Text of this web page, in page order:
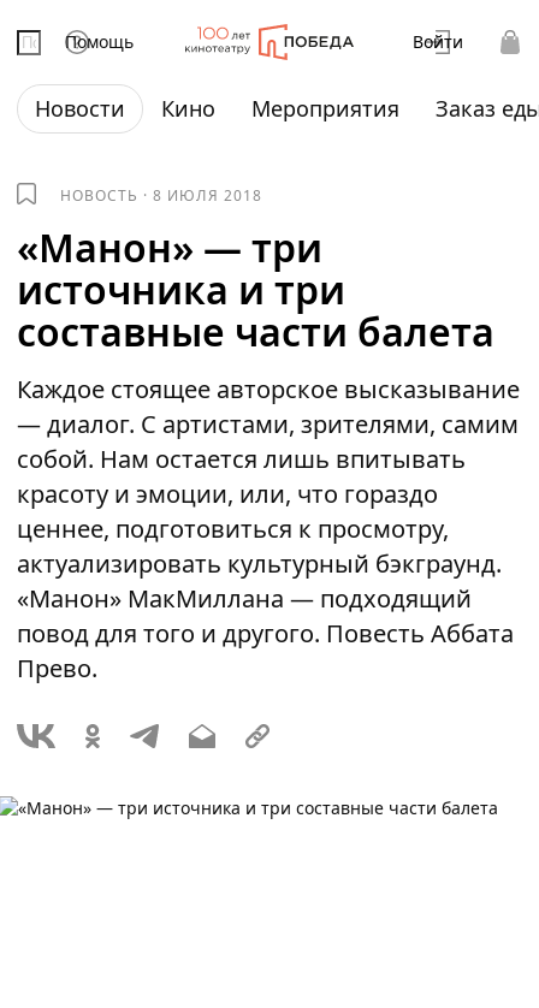
Помощь Войти
Новости Кино Мероприятия Заказ
НОВОСТЬ ·8 ИЮЛЯ 2018
«Манон» — три
источника и три
составные части балета
Каждое стоящее авторское высказывание
— диалог. С артистами, зрителями, самим
собой. Нам остается лишь впитывать
красоту и эмоции, или, что гораздо
ценнее, подготовиться к просмотру,
актуализировать культурный бэкграунд.
«Манон» МакМиллана — подходящий
повод для того и другого. Повесть Аббата
Прево.